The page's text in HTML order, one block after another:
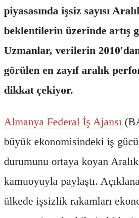
piyasasında işsiz sayısı
beklentilerin üzerinde artış
Uzmanlar, verilerin
görülen en zayıf aralık
dikkat çekiyor.
Almanya Federal İş Ajansı
büyük ekonomisindeki iş gücü
durumunu ortaya koyan
kamuoyuyla paylaştı.
ülkede işsizlik rakamları